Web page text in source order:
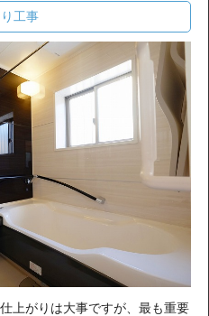
工事
上がりは大事ですが、最も重要